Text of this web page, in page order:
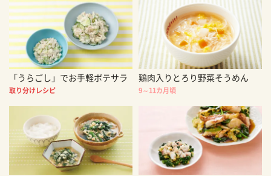
「うらごし」でお手軽ポテサラ
取り分けレシピ
鶏肉入りとろり野菜そうめん
9～11カ月頃